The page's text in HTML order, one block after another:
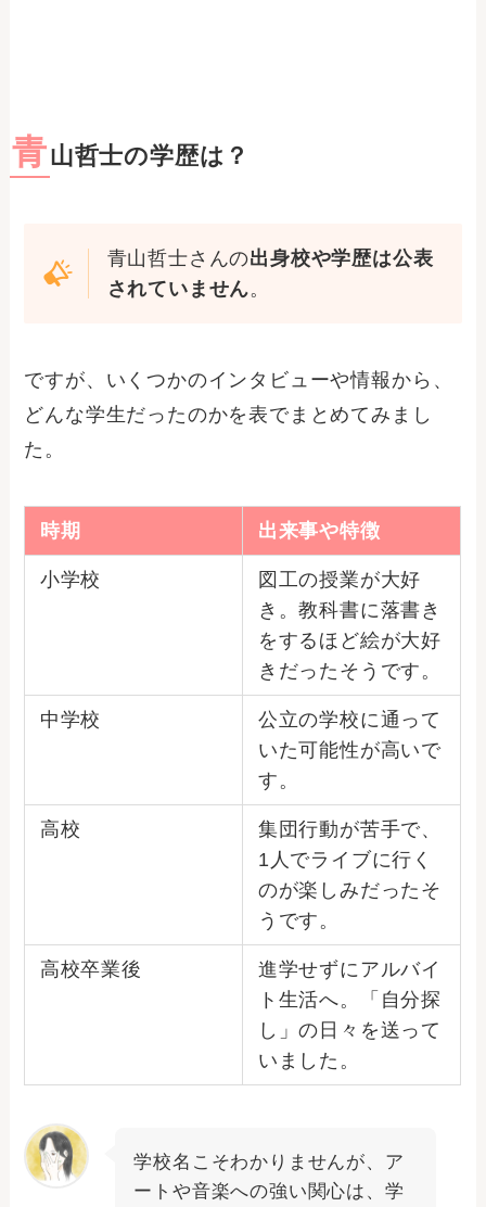
青山哲士の学歴は？
青山哲士さんの出身校や学歴は公表
されていません。
ですが、いくつかのインタビューや情報から、
どんな学生だったのかを表でまとめてみまし
た。
時期 出来事や特徴
小学校
図工の授業が大好
き。教科書に落書き
をするほど絵が大好
きだったそうです。
中学校
公立の学校に通って
いた可能性が高いで
す。
高校
集団行動が苦手で、
1人でライブに行く
のが楽しみだったそ
うです。
高校卒業後
進学せずにアルバイ
ト生活へ。「自分探
し」の日々を送って
いました。
学校名こそわかりませんが、ア
ートや音楽への強い関心は、学